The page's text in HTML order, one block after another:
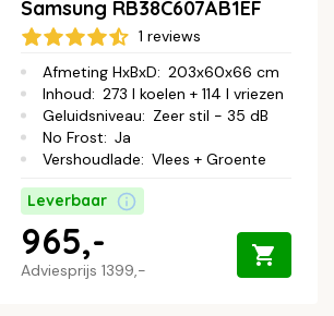
Samsung RB38C607AB1EF
1 reviews
Afmeting HxBxD: 203x60x66 cm
Inhoud: 273 l koelen + 114 l vriezen
Geluidsniveau: Zeer stil - 35 dB
No Frost: Ja
Vershoudlade: Vlees + Groente
Leverbaar
Adviesprijs 1399,-
965,-